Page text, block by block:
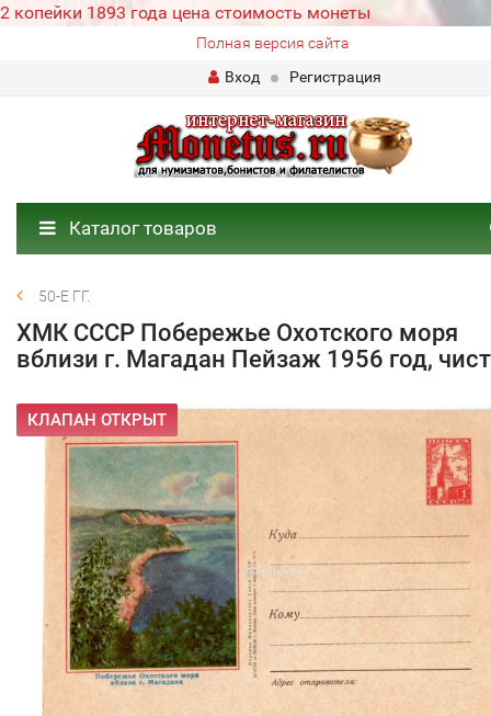
2 копейки 1893 года цена стоимость монеты
Полная версия сайта
Вход
Регистрация
Каталог товаров
50-Е ГГ.
ХМК СССР Побережье Охотского моря
вблизи г. Магадан Пейзаж 1956 год,
КЛАПАН ОТКРЫТ